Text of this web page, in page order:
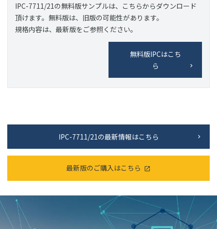
IPC-7711/21の無料版サンプルは、こちらからダウンロード
頂けます。無料版は、旧版の可能性があります。
規格内容は、最新版をご参照ください。​
無料版IPCはこち
ら
IPC-7711/21の最新情報はこちら
最新版のご購入はこちら